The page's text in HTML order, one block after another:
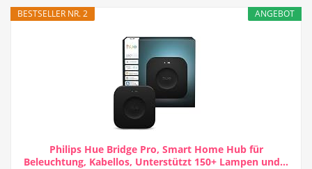
ANGEBOT
BESTSELLER NR. 2
Philips Hue Bridge Pro, Smart Home Hub für
Beleuchtung, Kabellos, Unterstützt 150+ Lampen und...